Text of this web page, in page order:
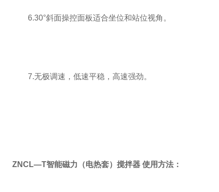
6.30°斜面操控面板适合坐位和站位视角。
7.无极调速，低速平稳，高速强劲。
ZNCL—T智能磁力（电热套）搅拌器 使用方法：